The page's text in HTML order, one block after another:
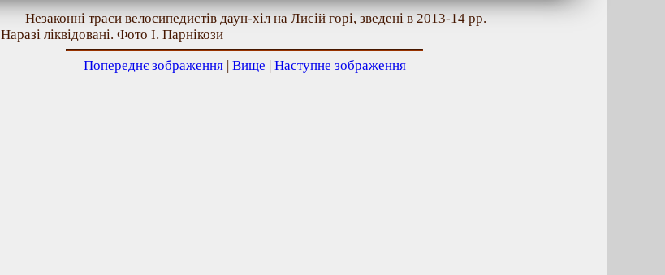
Незаконні траси велосипедистів даун-хіл на Лисій горі, зведені в 2013-14 рр.
Наразі ліквідовані. Фото І. Парнікози
Попереднє зображення| Вище | Наступне зображення